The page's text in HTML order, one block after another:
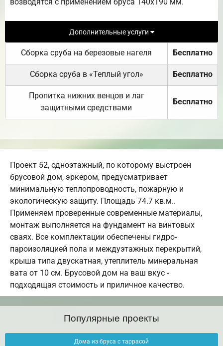
Дополнительные услуги
Сборка сруба на березовые нагеля Бесплатно
Сборка сруба в «Теплый угол» Бесплатно
Пропитка нижних венцов и лаг
защитными средствами
Бесплатно
Проект 52, одноэтажный, по которому выстроен
брусовой дом, эркером, предусматривает
минимальную теплопроводность, пожарную и
экологическую защиту. Площадь 74.7 кв.м..
Применяем проверенные современные материалы,
монтаж выполняется на фундамент на винтовых
сваях. Все комплектации обеспечены гидро-
пароизоляцией пола и междуэтажных перекрытий,
крыша типа двускатная, утеплитель минеральная
вата от 10 см. Брусовой дом на ваш вкус -
подходящая стоимость и приличное качество.
Популярные проекты
Дома из бруса с таррасой